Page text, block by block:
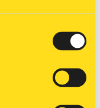
sekä
sähkön
10.6.